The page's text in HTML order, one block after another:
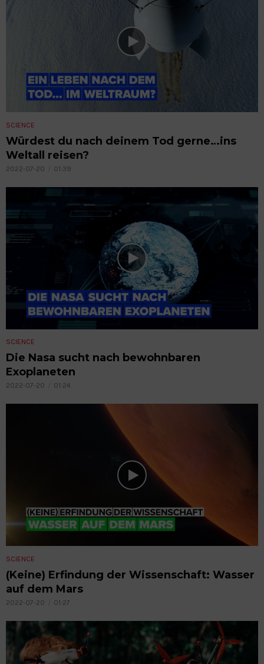
SCIENCE
Würdest du nach deinem Tod gerne…ins
Weltall reisen?
2022-07-20 01:39
SCIENCE
Die Nasa sucht nach bewohnbaren
Exoplaneten
2022-07-20 01:24
SCIENCE
(Keine) Erfindung der Wissenschaft: Wasser
auf dem Mars
2022-07-20 01:27